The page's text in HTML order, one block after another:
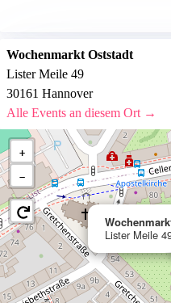
Wochenmarkt Oststadt
Lister Meile 49
30161 Hannover
Alle Events an diesem Ort →
Lister Meile
+
−